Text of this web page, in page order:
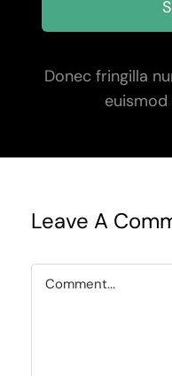
Donec fringilla
Leave A
Comment